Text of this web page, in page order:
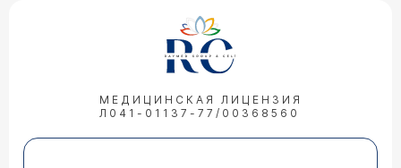
МЕДИЦИНСКАЯ ЛИЦЕНЗИЯ
Л041-01137-77/00368560